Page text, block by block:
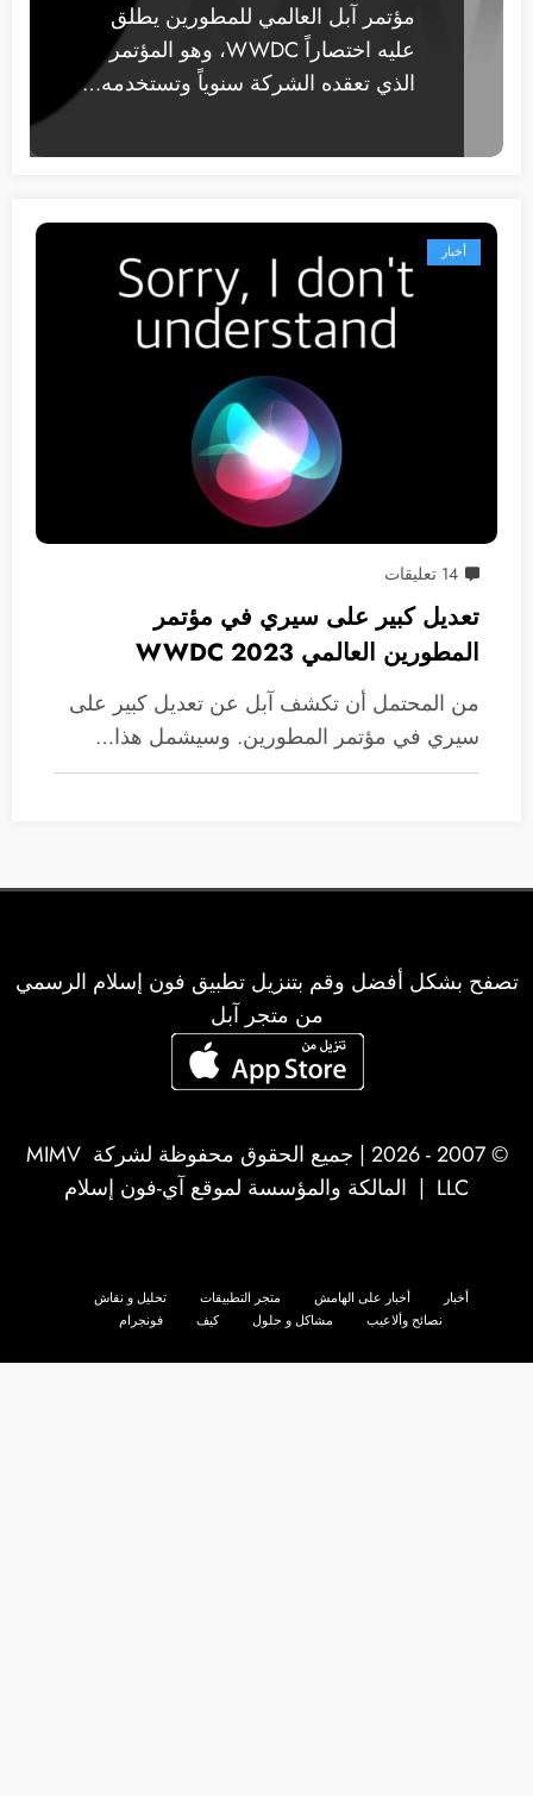
مؤتمر آبل العالمي للمطورين يطلق
عليه اختصاراً WWDC، وهو المؤتمر
الذي تعقده الشركة سنوياً وتستخدمه…
أخبار
14 تعليقات
تعديل كبير على سيري في مؤتمر
المطورين العالمي WWDC 2023
من المحتمل أن تكشف آبل عن تعديل كبير على
سيري في مؤتمر المطورين. وسيشمل هذا…
تصفح بشكل أفضل وقم بتنزيل تطبيق فون إسلام الرسمي
من متجر آبل
© 2007 - 2026 | جميع الحقوق محفوظة لشركة
MIMV
LLC | المالكة والمؤسسة لموقع آي-فون إسلام
أخبار أخبار على الهامش متجر التطبيقات
تحليل و نقاش
نصائح وألاعيب
مشاكل و حلول كيف فونجرام